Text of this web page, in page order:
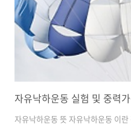
자유낙하운동 실험 및 중력
자유낙하운동 뜻 자유낙하운동 이